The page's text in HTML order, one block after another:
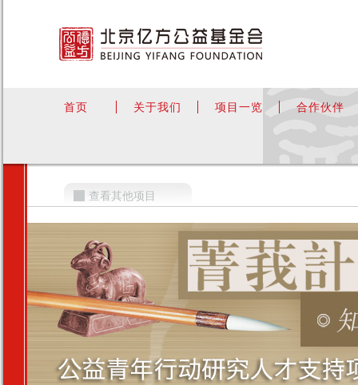
首页 关于我们 项目一览 合作伙伴
查看其他项目